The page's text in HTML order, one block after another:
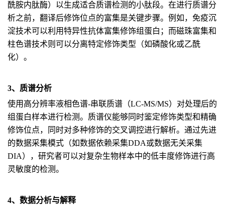
酰胺内肽酶）以生成适合质谱检测的小肽段。在进行质谱分
析之前，翻译后修饰位点的富集是关键步骤。例如，免疫沉
淀技术可以利用特异性抗体富集修饰组蛋白；而磁珠富集和
柱色谱技术则可以分离特定修饰类型（如磷酸化或乙酰
化）。
3、质谱分析
使用高分辨率液相色谱-串联质谱（LC-MS/MS）对处理后的
组蛋白样本进行检测。质谱仪能够同时鉴定修饰类型和精确
修饰位点，同时对多种修饰的交叉调控进行解析。通过先进
的数据采集模式（如数据依赖采集DDA或数据无关采集
DIA），研究者可以对复杂生物样本中的低丰度修饰进行高
灵敏度的检测。
4、数据分析与解释